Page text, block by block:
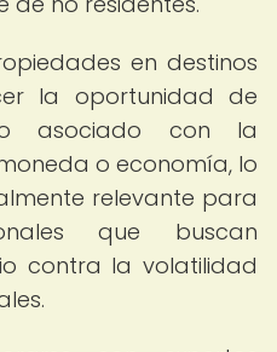
en destinos
la oportunidad de
asociado con la
o economía, lo
relevante para
que buscan
contra la volatilidad